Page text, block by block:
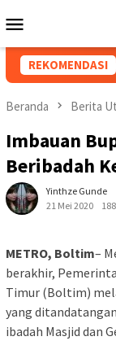
ke
Mobile
REKOMENDASI
UP3 Tahuna
Beranda Berita
Imbauan
Beribadah
Yinthze Gunde
21 Mei 2020
METRO, Boltim–
berakhir,
Timur (Boltim)
yang
ibadah Masjid dan